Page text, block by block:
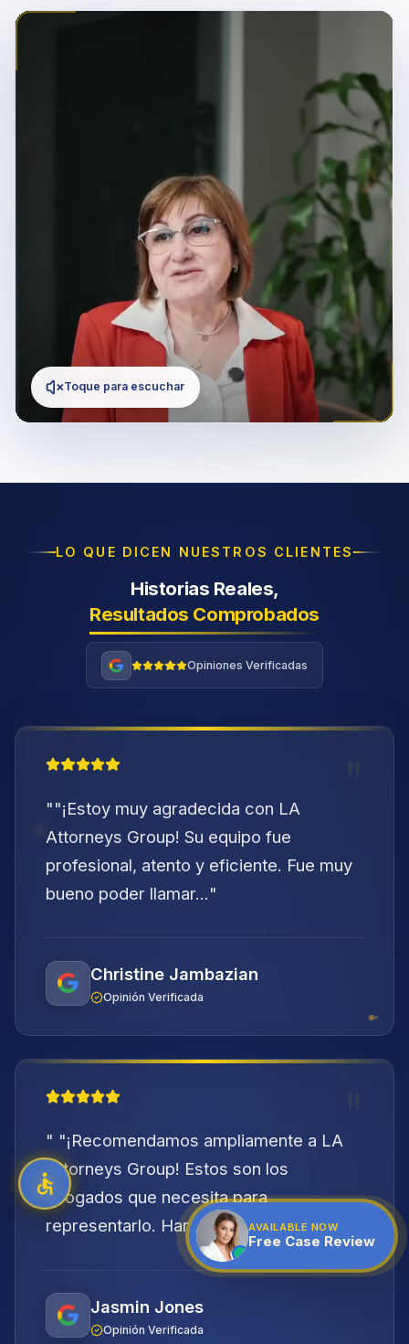
Toque para escuchar
LO QUE DICEN NUESTROS CLIENTES
Historias Reales,
Resultados Comprobados
Opiniones Verificadas
""¡Estoy muy agradecida con LA
Attorneys Group! Su equipo fue
profesional, atento y eficiente. Fue muy
bueno poder llamar..."
Christine Jambazian
Opinión Verificada
" "¡Recomendamos ampliamente a LA
Attorneys Group! Estos son los
abogados que necesita para
representarlo. Harán todo lo..."
Jasmin Jones
Opinión Verificada
AVAILABLE NOW
Free Case Review